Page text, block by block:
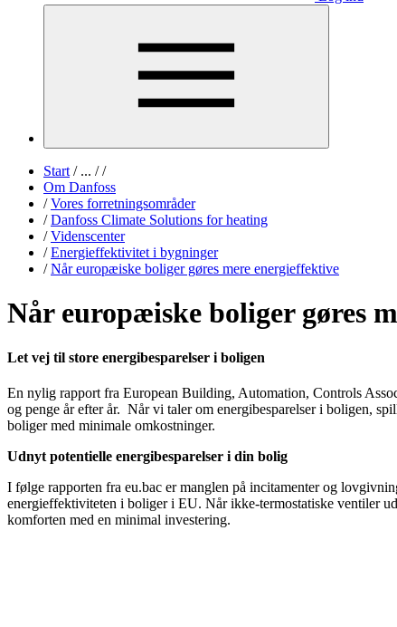
Start /... / /
Om Danfoss
/ Vores forretningsområder
/ Danfoss Climate Solutions for heating
/ Videnscenter
/ Energieffektivitet i bygninger
/ Når europæiske boliger gøres mere energieffektive
Når europæiske boliger gøres
Let vej til store energibesparelser i boligen
En nylig rapport fra European Building, Automation, Controls
og penge år efter år. Når vi taler om energibesparelser i boligen,
boliger med minimale omkostninger.
Udnyt potentielle energibesparelser i din bolig
I følge rapporten fra eu.bac er manglen på incitamenter og
energieffektiviteten i boliger i EU. Når ikke-termostatiske ventiler
komforten med en minimal investering.